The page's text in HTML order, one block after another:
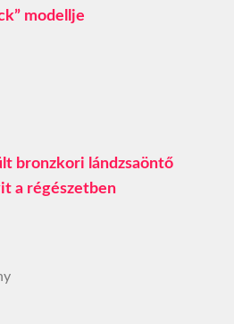
modellje
bronzkori lándzsaöntő
a régészetben